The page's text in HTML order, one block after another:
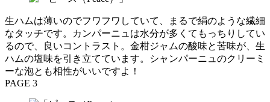
生ハムは薄いのでフワフワしていて、まるで絹のような繊細
なタッチです。カンパーニュは水分が多くてもっちりしてい
るので、良いコントラスト。金柑ジャムの酸味と苦味が、生
ハムの塩味を引き立てています。シャンパーニュのクリーミ
ーな泡とも相性がいいですよ！
PAGE 3